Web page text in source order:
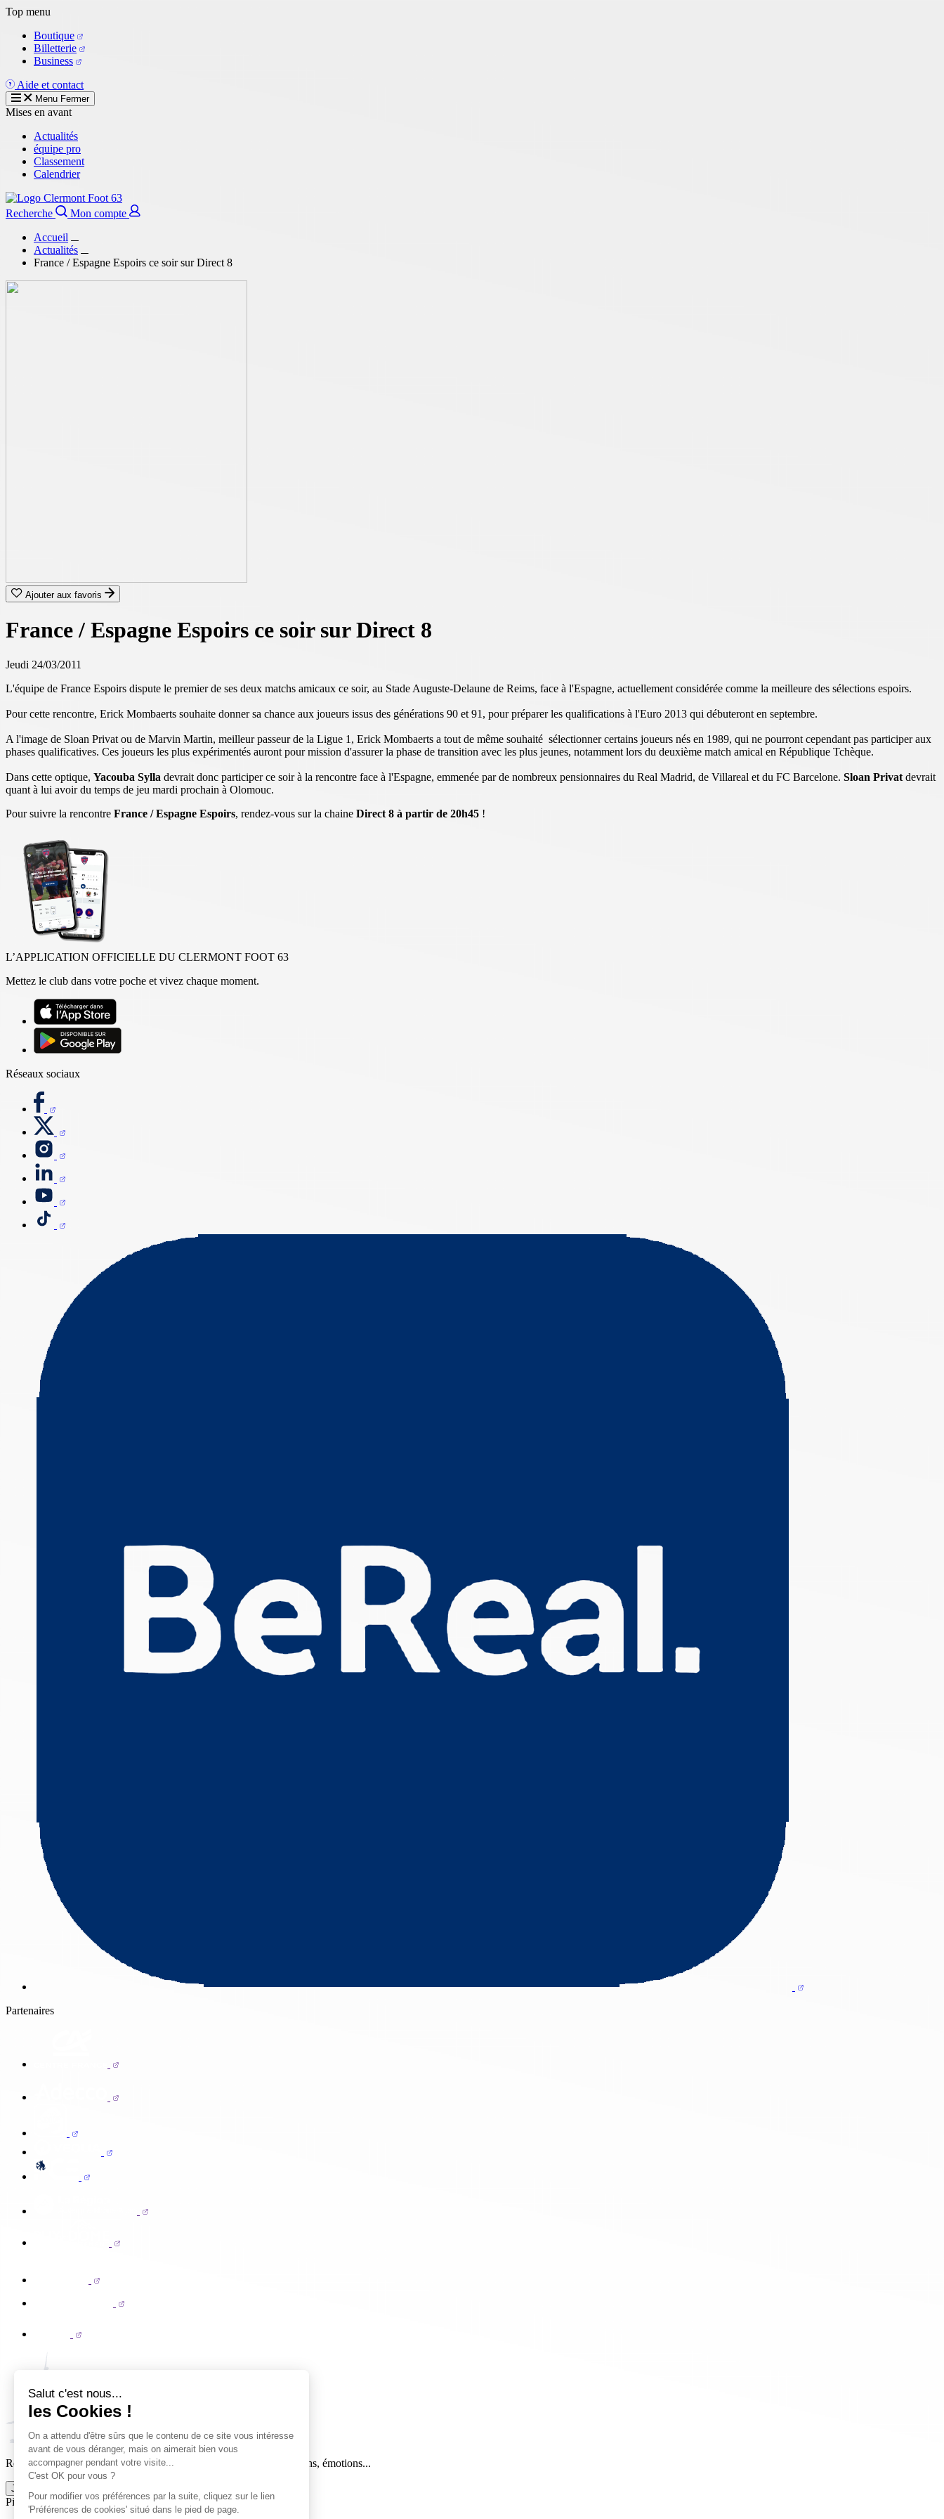
Salut c'est nous...
les Cookies !
On a attendu d'être sûrs que le contenu de ce site vous intéresse
avant de vous déranger, mais on aimerait bien vous
accompagner pendant votre visite...
C'est OK pour vous ?
Pour modifier vos préférences par la suite, cliquez sur le lien
'Préférences de cookies' situé dans le pied de page.
Aller
contenu
principal
Top menu
Boutique
Billetterie
Business
Aide et contact
Menu Fermer
Mises en avant
Actualités
équipe pro
Classement
Calendrier
Recherche
Mon compte
Accueil
Actualités
France / Espagne Espoirs ce soir sur Direct 8
Ajouter aux favoris
France / Espagne Espoirs ce soir sur Direct 8
Jeudi 24/03/2011
L'équipe de France Espoirs dispute le premier de ses deux matchs amicaux ce soir, au Stade Auguste-Delaune de Reims, face à l'Espagne, actuellement considérée comme la meilleure des sélections espoirs.
Pour cette rencontre, Erick Mombaerts souhaite donner sa chance aux joueurs issus des générations 90 et 91, pour préparer les qualifications à l'Euro 2013 qui débuteront en septembre.
A l'image de Sloan Privat ou de Marvin Martin, meilleur passeur de la Ligue 1, Erick Mombaerts a tout de même souhaité sélectionner certains joueurs nés en 1989, qui ne pourront cependant pas participer aux
phases qualificatives. Ces joueurs les plus expérimentés auront pour mission d'assurer la phase de transition avec les plus jeunes, notamment lors du deuxième match amical en République Tchèque.
Dans cette optique, Yacouba Sylla devrait donc participer ce soir à la rencontre face à l'Espagne, emmenée par de nombreux pensionnaires du Real Madrid, de Villareal et du FC Barcelone. Sloan Privat devrait
quant à lui avoir du temps de jeu mardi prochain à Olomouc.
Pour suivre la rencontre France / Espagne Espoirs, rendez-vous sur la chaine Direct 8 à partir de 20h45 !
L’APPLICATION OFFICIELLE DU CLERMONT FOOT 63
Mettez le club dans votre poche et vivez chaque moment.
Réseaux sociaux
Partenaires
Reçois par email ta dose officielle de Clermont Foot 63 : actus, matchs, émotions...
Je m'inscris à la newsletter
Pied de page (liens légaux)